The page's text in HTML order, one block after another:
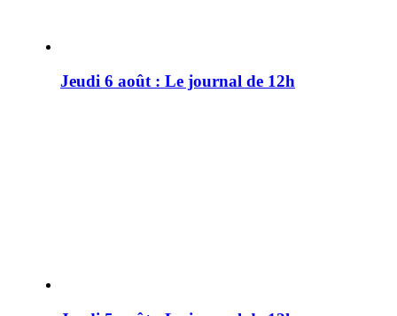
Jeudi 6 août : Le journal de 12h